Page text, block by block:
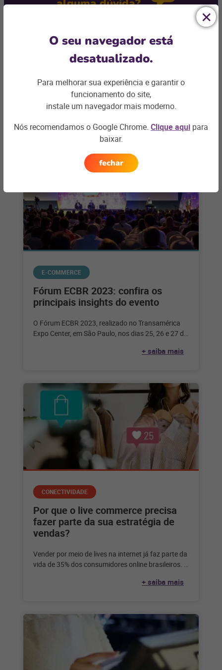
alguma dúvida?
Podemos te ajudar com os desafios do seu negócio e
encontrar asolução ideal
Entre em contato
Artigos relacionados
E-COMMERCE
Fórum ECBR 2023: confira os
principais insights do evento
O Fórum ECBR 2023, realizado no Transamérica
Expo Center, em São Paulo, nos dias 25, 26 e 27 de
+ saiba mais
CONECTIVIDADE
Por que o live commerce precisa
fazer parte da sua estratégia de
vendas?
Vender por meio de lives na internet já faz parte da
vida de 35% dos consumidores online brasileiros. E
+ saiba mais
O seu navegador está
desatualizado.
Para melhorar sua experiência e garantir o
funcionamento do site,
instale um navegador mais moderno.
Nós recomendamos o Google Chrome. Clique aqui para
baixar.
fechar